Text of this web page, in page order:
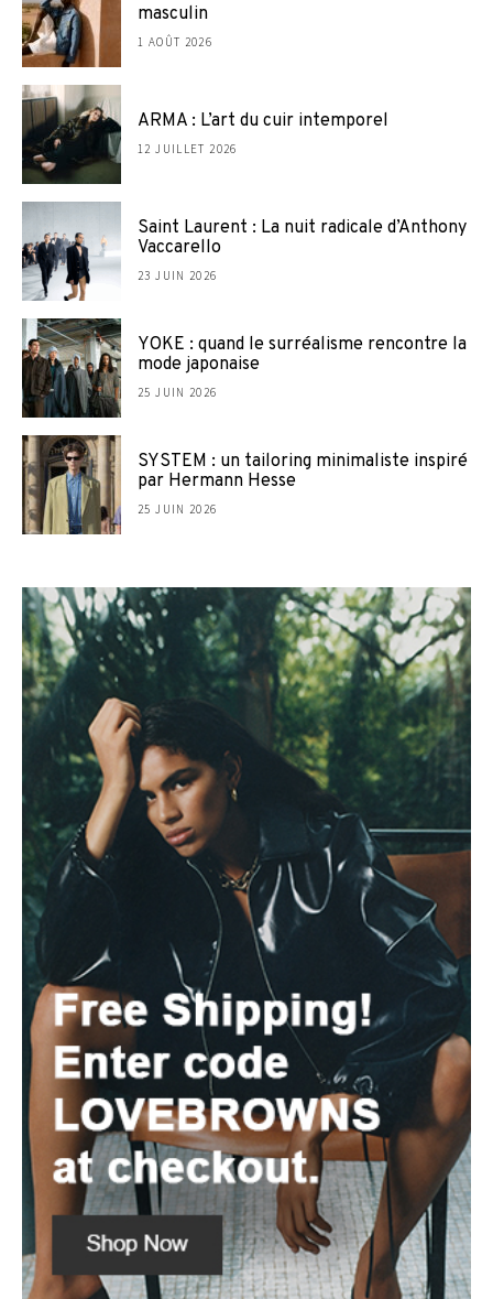
masculin
1 AOÛT 2026
ARMA : L’art du cuir intemporel
12 JUILLET 2026
Saint Laurent : La nuit radicale d’Anthony
Vaccarello
23 JUIN 2026
YOKE : quand le surréalisme rencontre la
mode japonaise
25 JUIN 2026
SYSTEM : un tailoring minimaliste inspiré
par Hermann Hesse
25 JUIN 2026